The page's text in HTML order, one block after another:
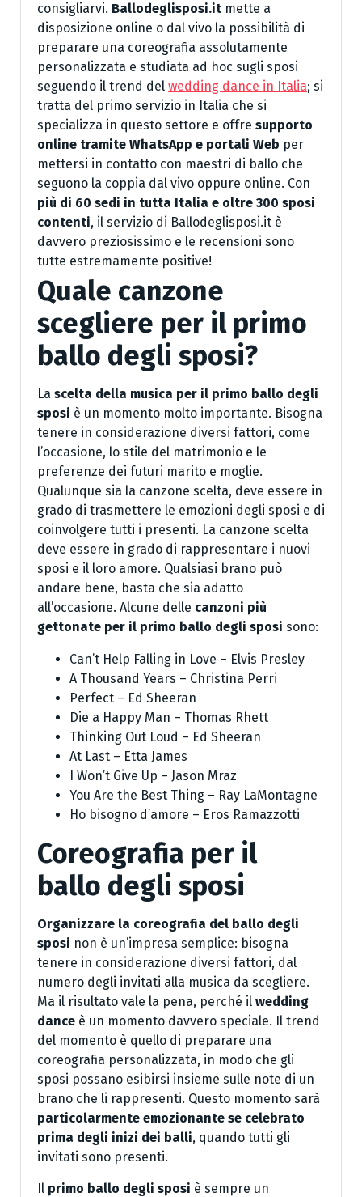
consigliarvi. Ballodeglisposi.it mette a
disposizione online o dal vivo la possibilità di
preparare una coreografia assolutamente
personalizzata e studiata ad hoc sugli sposi
seguendo il trend del wedding dance in Italia; si
tratta del primo servizio in Italia che si
specializza in questo settore e offre supporto
online tramite WhatsApp e portali Web per
mettersi in contatto con maestri di ballo che
seguono la coppia dal vivo oppure online. Con
più di 60 sedi in tutta Italia e oltre 300 sposi
contenti, il servizio di Ballodeglisposi.it è
davvero preziosissimo e le recensioni sono
tutte estremamente positive!
Quale canzone
scegliere per il primo
ballo degli sposi?
La scelta della musica per il primo ballo degli
sposi è un momento molto importante. Bisogna
tenere in considerazione diversi fattori, come
l’occasione, lo stile del matrimonio e le
preferenze dei futuri marito e moglie.
Qualunque sia la canzone scelta, deve essere in
grado di trasmettere le emozioni degli sposi e di
coinvolgere tutti i presenti. La canzone scelta
deve essere in grado di rappresentare i nuovi
sposi e il loro amore. Qualsiasi brano può
andare bene, basta che sia adatto
all’occasione. Alcune delle canzoni più
gettonate per il primo ballo degli sposi sono:
Can’t Help Falling in Love – Elvis Presley
A Thousand Years – Christina Perri
Perfect – Ed Sheeran
Die a Happy Man – Thomas Rhett
Thinking Out Loud – Ed Sheeran
At Last – Etta James
I Won’t Give Up – Jason Mraz
You Are the Best Thing – Ray LaMontagne
Ho bisogno d’amore – Eros Ramazzotti
Coreografia per il
ballo degli sposi
Organizzare la coreografia del ballo degli
sposi non è un’impresa semplice: bisogna
tenere in considerazione diversi fattori, dal
numero degli invitati alla musica da scegliere.
Ma il risultato vale la pena, perché il wedding
dance è un momento davvero speciale. Il trend
del momento è quello di preparare una
coreografia personalizzata, in modo che gli
sposi possano esibirsi insieme sulle note di un
brano che li rappresenti. Questo momento sarà
particolarmente emozionante se celebrato
prima degli inizi dei balli, quando tutti gli
invitati sono presenti.
Il primo ballo degli sposi è sempre un